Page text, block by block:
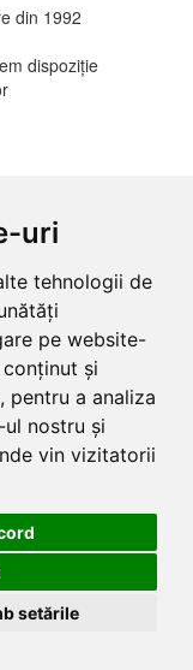
uri
tehnologii de
pe website-
și
pentru a analiza
nostru și
vin vizitatorii
setările
dispoziție